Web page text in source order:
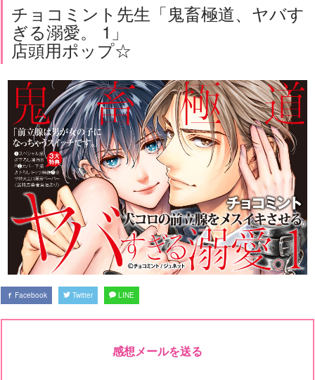
チョコミント先生「鬼畜極道、ヤバす
ぎる溺愛。 1」
店頭用ポップ☆
Facebook Twitter LINE
感想メールを送る